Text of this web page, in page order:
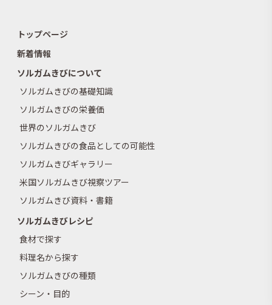
トップページ
新着情報
ソルガムきびについて
ソルガムきびの基礎知識
ソルガムきびの栄養価
世界のソルガムきび
ソルガムきびの食品としての可能性
ソルガムきびギャラリー
米国ソルガムきび視察ツアー
ソルガムきび資料・書籍
ソルガムきびレシピ
食材で探す
料理名から探す
ソルガムきびの種類
シーン・目的